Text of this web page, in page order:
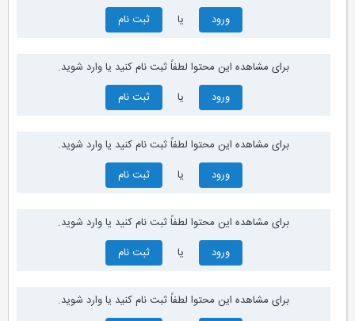
ورود
ثبت نام
برای مشاهده این محتوا لطفاً ثبت نام کنید یا وارد شوید.
ورود
ثبت نام
برای مشاهده این محتوا لطفاً ثبت نام کنید یا وارد شوید.
ورود
ثبت نام
برای مشاهده این محتوا لطفاً ثبت نام کنید یا وارد شوید.
ورود
ثبت نام
برای مشاهده این محتوا لطفاً ثبت نام کنید یا وارد شوید.